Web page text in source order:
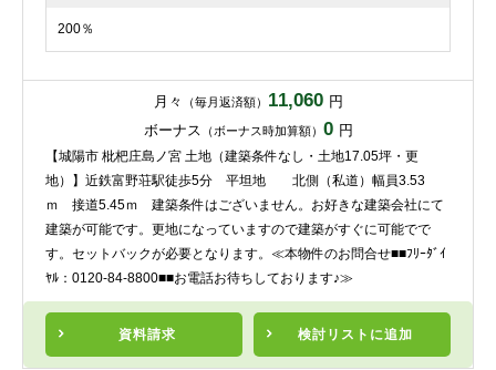
200％
月々 （毎月返済額） 11,060 円
ボーナス （ボーナス時加算額） 0 円
資料請求 検討リスト に追加
【城陽市 枇杷庄島ノ宮 土地（建築条件なし・土地17.05坪・更
地）】近鉄富野荘駅徒歩5分 平坦地 北側（私道）幅員3.53
ｍ 接道5.45ｍ 建築条件はございません。お好きな建築会社にて
建築が可能です。更地になっていますので建築がすぐに可能でで
す。セットバックが必要となります。≪本物件のお問合せ■■ﾌﾘｰﾀﾞｲ
ﾔﾙ：0120-84-8800■■お電話お待ちしております♪≫